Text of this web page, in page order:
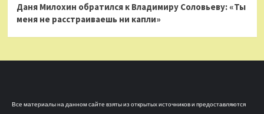
Даня Милохин обратился к Владимиру Соловьеву: «Ты
меня не расстраиваешь ни капли»
Все материалы на данном сайте взяты из открытых источников и предоставляются